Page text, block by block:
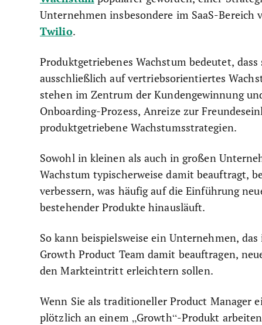
Unternehmen insbesondere im SaaS-Bereich
Twilio.
Produktgetriebenes Wachstum bedeutet,
ausschließlich auf vertriebsorientiertes
stehen im Zentrum der Kundengewinnung
Onboarding-Prozess, Anreize zur
produktgetriebene Wachstumsstrategien.
Sowohl in kleinen als auch in großen
Wachstum typischerweise damit beauftragt,
verbessern, was häufig auf die Einführung
bestehender Produkte hinausläuft.
So kann beispielsweise ein Unternehmen,
Growth Product Team damit beauftragen,
den Markteintritt erleichtern sollen.
Wenn Sie als traditioneller Product Manager
plötzlich an einem „Growth“-Produkt